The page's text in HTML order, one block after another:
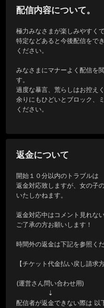
配信内容について。
極力みなさまが楽しみやすく
特定などあると今後配信をで
ください。
みなさまにマナーよく配信を
す。
過度な暴言、荒らしはお控えく
余りにもひどいとブロック、
ください。
返金について
開始１０分以内のトラブルは
返金対応致しますが、女の子
いたしかねます。
返金対応中はコメント見れな
ご了承の方お願いします！
時間外の返金は下記を参照くだ
【チケット代金払い戻し請求方
(運営さん問い合わせ用)
⇣
配信者が返金できない際は 以